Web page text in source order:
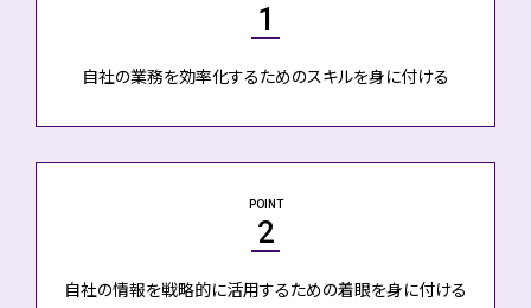
1
自社の業務を効率化するためのスキルを身に付ける
POINT
2
自社の情報を戦略的に活用するための着眼を身に付ける